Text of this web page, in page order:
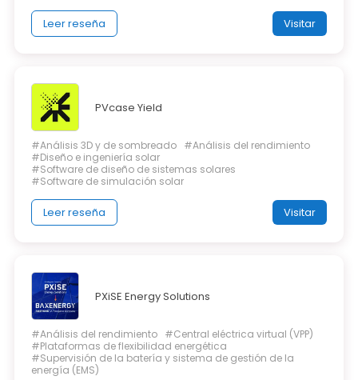
Leer reseña Visitar
PVcase Yield
#Análisis 3D y de sombreado #Análisis del rendimiento
#Diseño e ingeniería solar
#Software de diseño de sistemas solares
#Software de simulación solar
Leer reseña Visitar
PXiSE Energy Solutions
#Análisis del rendimiento #Central eléctrica virtual (VPP)
#Plataformas de flexibilidad energética
#Supervisión de la batería y sistema de gestión de la
energía (EMS)